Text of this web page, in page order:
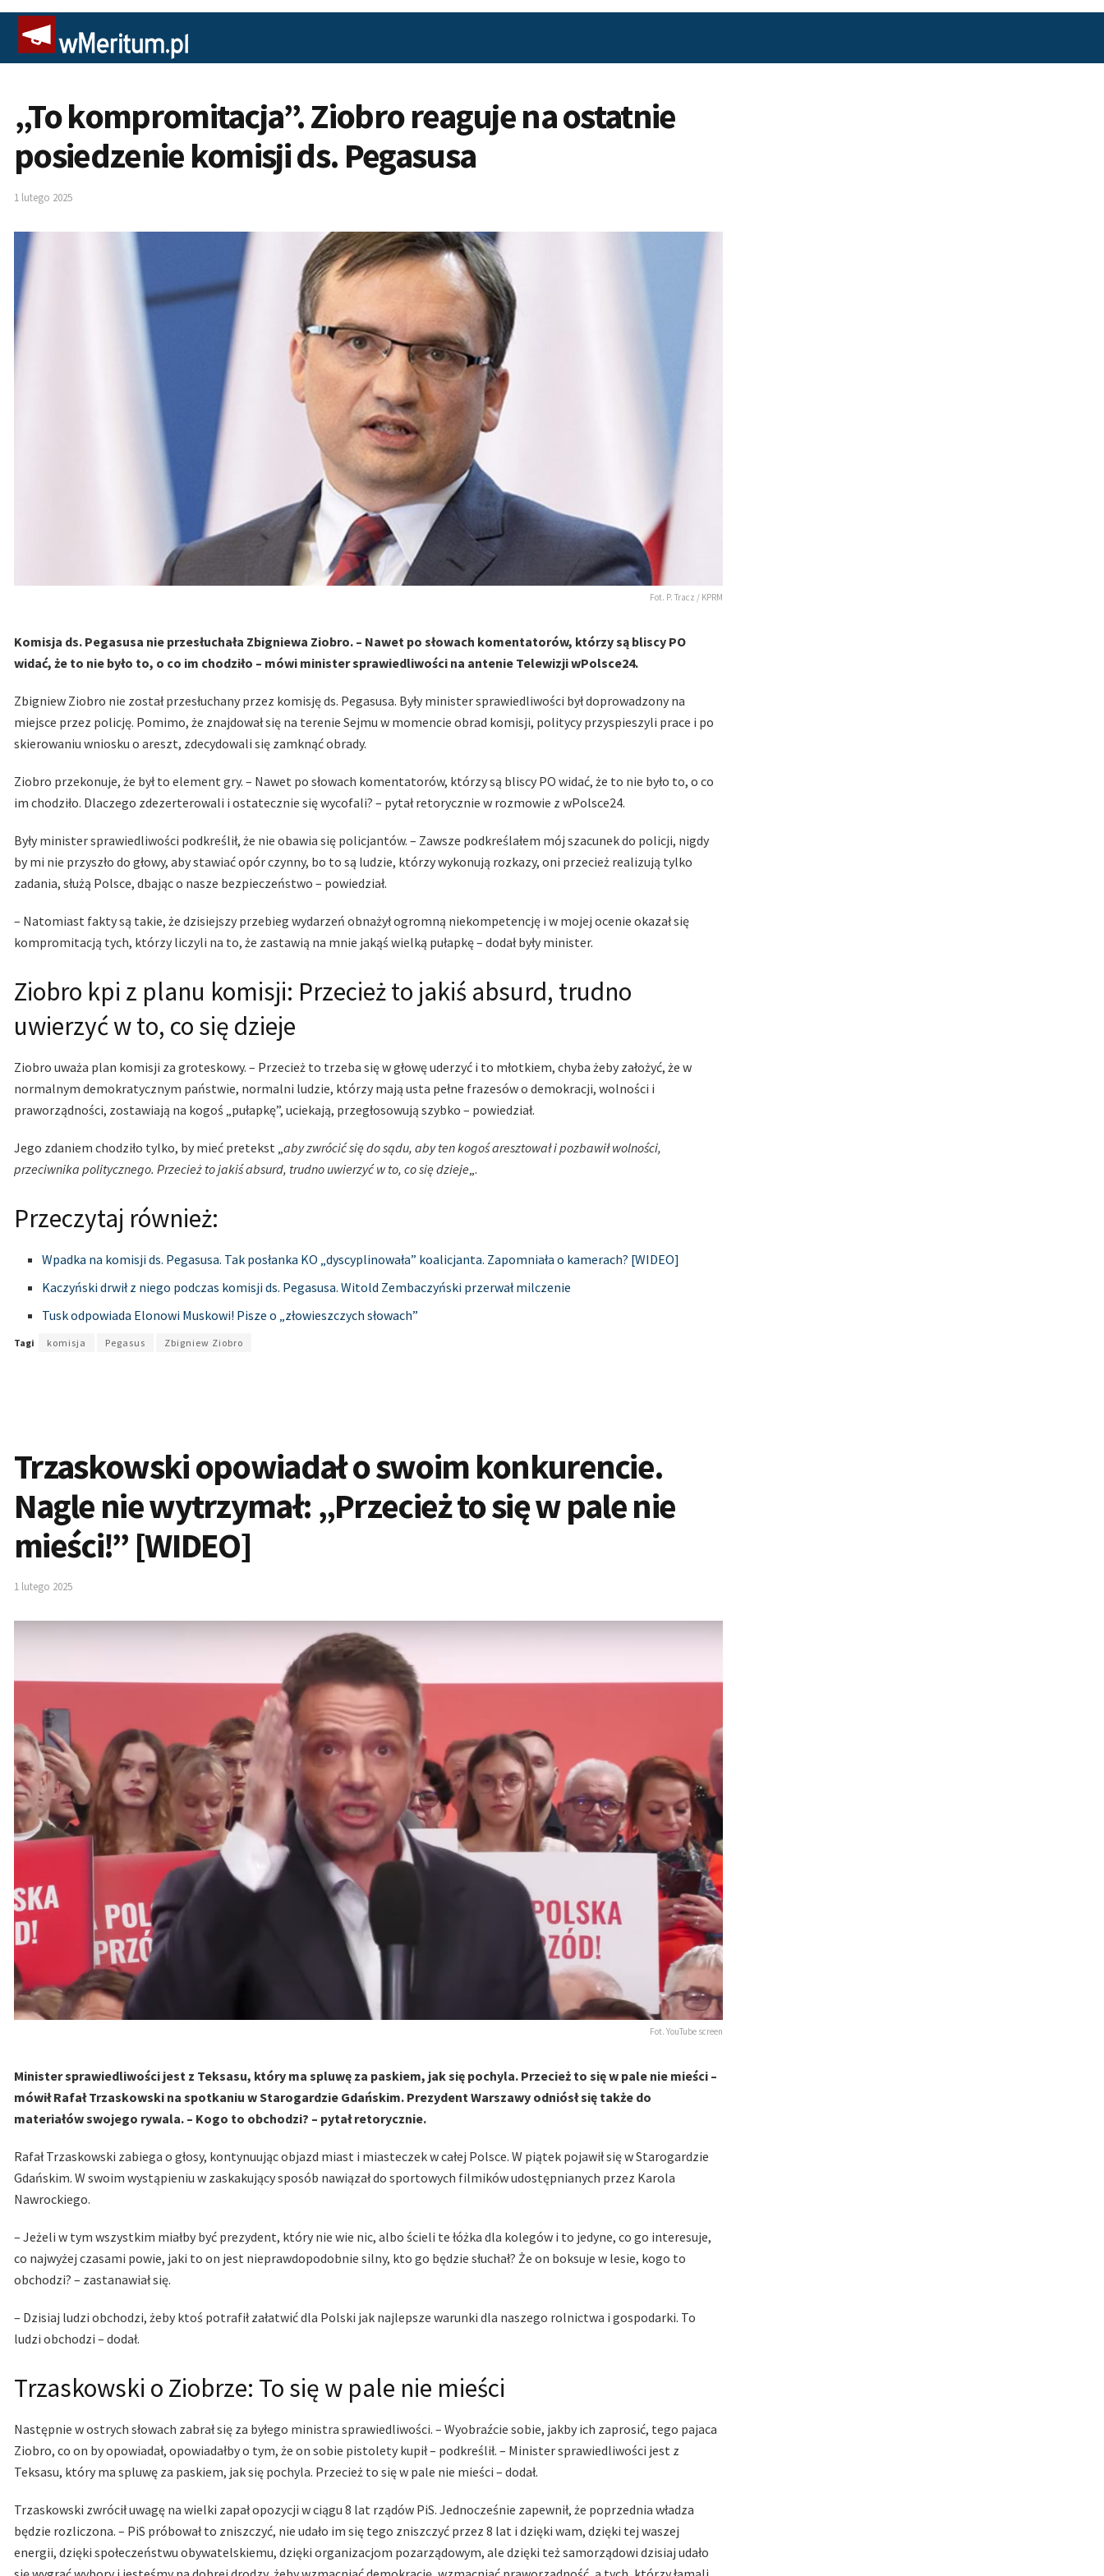
„To kompromitacja”. Ziobro reaguje na ostatnie
posiedzenie komisji ds. Pegasusa
1 lutego 2025
Fot. P. Tracz / KPRM
Komisja ds. Pegasusa nie przesłuchała Zbigniewa Ziobro. – Nawet po słowach komentatorów, którzy są bliscy PO
widać, że to nie było to, o co im chodziło – mówi minister sprawiedliwości na antenie Telewizji wPolsce24.
Zbigniew Ziobro nie został przesłuchany przez komisję ds. Pegasusa. Były minister sprawiedliwości był doprowadzony na
miejsce przez policję. Pomimo, że znajdował się na terenie Sejmu w momencie obrad komisji, politycy przyspieszyli prace i po
skierowaniu wniosku o areszt, zdecydowali się zamknąć obrady.
Ziobro przekonuje, że był to element gry. – Nawet po słowach komentatorów, którzy są bliscy PO widać, że to nie było to, o co
im chodziło. Dlaczego zdezerterowali i ostatecznie się wycofali? – pytał retorycznie w rozmowie z wPolsce24.
Były minister sprawiedliwości podkreślił, że nie obawia się policjantów. – Zawsze podkreślałem mój szacunek do policji, nigdy
by mi nie przyszło do głowy, aby stawiać opór czynny, bo to są ludzie, którzy wykonują rozkazy, oni przecież realizują tylko
zadania, służą Polsce, dbając o nasze bezpieczeństwo – powiedział.
– Natomiast fakty są takie, że dzisiejszy przebieg wydarzeń obnażył ogromną niekompetencję i w mojej ocenie okazał się
kompromitacją tych, którzy liczyli na to, że zastawią na mnie jakąś wielką pułapkę – dodał były minister.
Ziobro kpi z planu komisji: Przecież to jakiś absurd, trudno
uwierzyć w to, co się dzieje
Ziobro uważa plan komisji za groteskowy. – Przecież to trzeba się w głowę uderzyć i to młotkiem, chyba żeby założyć, że w
normalnym demokratycznym państwie, normalni ludzie, którzy mają usta pełne frazesów o demokracji, wolności i
praworządności, zostawiają na kogoś „pułapkę”, uciekają, przegłosowują szybko – powiedział.
Jego zdaniem chodziło tylko, by mieć pretekst „ aby zwrócić się do sądu, aby ten kogoś aresztował i pozbawił wolności,
przeciwnika politycznego. Przecież to jakiś absurd, trudno uwierzyć w to, co się dzieje „.
Przeczytaj również:
Wpadka na komisji ds. Pegasusa. Tak posłanka KO „dyscyplinowała” koalicjanta. Zapomniała o kamerach? [WIDEO]
Kaczyński drwił z niego podczas komisji ds. Pegasusa. Witold Zembaczyński przerwał milczenie
Tusk odpowiada Elonowi Muskowi! Pisze o „złowieszczych słowach”
Tagi komisja Pegasus Zbigniew Ziobro
Trzaskowski opowiadał o swoim konkurencie.
Nagle nie wytrzymał: „Przecież to się w pale nie
mieści!” [WIDEO]
1 lutego 2025
Fot. YouTube screen
Minister sprawiedliwości jest z Teksasu, który ma spluwę za paskiem, jak się pochyla. Przecież to się w pale nie mieści –
mówił Rafał Trzaskowski na spotkaniu w Starogardzie Gdańskim. Prezydent Warszawy odniósł się także do
materiałów swojego rywala. – Kogo to obchodzi? – pytał retorycznie.
Rafał Trzaskowski zabiega o głosy, kontynuując objazd miast i miasteczek w całej Polsce. W piątek pojawił się w Starogardzie
Gdańskim. W swoim wystąpieniu w zaskakujący sposób nawiązał do sportowych filmików udostępnianych przez Karola
Nawrockiego.
– Jeżeli w tym wszystkim miałby być prezydent, który nie wie nic, albo ścieli te łóżka dla kolegów i to jedyne, co go interesuje,
co najwyżej czasami powie, jaki to on jest nieprawdopodobnie silny, kto go będzie słuchał? Że on boksuje w lesie, kogo to
obchodzi? – zastanawiał się.
– Dzisiaj ludzi obchodzi, żeby ktoś potrafił załatwić dla Polski jak najlepsze warunki dla naszego rolnictwa i gospodarki. To
ludzi obchodzi – dodał.
Trzaskowski o Ziobrze: To się w pale nie mieści
Następnie w ostrych słowach zabrał się za byłego ministra sprawiedliwości. – Wyobraźcie sobie, jakby ich zaprosić, tego pajaca
Ziobro, co on by opowiadał, opowiadałby o tym, że on sobie pistolety kupił – podkreślił. – Minister sprawiedliwości jest z
Teksasu, który ma spluwę za paskiem, jak się pochyla. Przecież to się w pale nie mieści – dodał.
Trzaskowski zwrócił uwagę na wielki zapał opozycji w ciągu 8 lat rządów PiS. Jednocześnie zapewnił, że poprzednia władza
będzie rozliczona. – PiS próbował to zniszczyć, nie udało im się tego zniszczyć przez 8 lat i dzięki wam, dzięki tej waszej
energii, dzięki społeczeństwu obywatelskiemu, dzięki organizacjom pozarządowym, ale dzięki też samorządowi dzisiaj udało